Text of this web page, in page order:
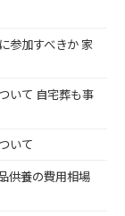
参加すべきか 家
いて 自宅葬も事
いて
供養の費用相場